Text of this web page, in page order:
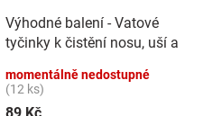
Výhodné balení - Vatové
tyčinky k čistění nosu, uší a
momentálně nedostupné
(12 ks)
89 Kč